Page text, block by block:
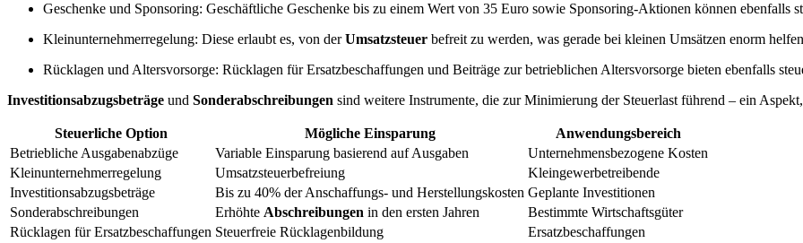
Geschenke und Sponsoring: Geschäftliche Geschenke bis zu einem Wert von 35 Euro sowie Sponsoring-Aktionen können ebenfalls
Kleinunternehmerregelung: Diese erlaubt es, von derUmsatzsteuer befreit zu werden, was gerade bei kleinen Umsätzen enorm
Rücklagen und Altersvorsorge: Rücklagen für Ersatzbeschaffungen und Beiträge zur betrieblichen Altersvorsorge bieten ebenfalls
Investitionsabzugsbeträge und Sonderabschreibungen sind weitere Instrumente, die zur Minimierung der Steuerlast führend – ein
Steuerliche Option Mögliche Einsparung
Anwendungsbereich
Betriebliche Ausgabenabzüge
Variable Einsparung basierend auf Ausgaben
Unternehmensbezogene Kosten
Kleinunternehmerregelung
Umsatzsteuerbefreiung
Kleingewerbetreibende
Investitionsabzugsbeträge
Bis zu 40% der Anschaffungs- und Herstellungskosten Geplante Investitionen
Sonderabschreibungen
Erhöhte Abschreibungen in den ersten Jahren
Bestimmte Wirtschaftsgüter
Rücklagen für Ersatzbeschaffungen Steuerfreie Rücklagenbildung
Ersatzbeschaffungen